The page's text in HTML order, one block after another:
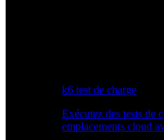
k6 test de charge
Exécutez des tests de
emplacements cloud